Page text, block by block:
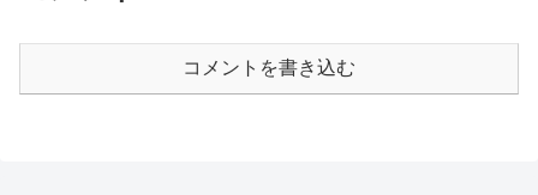
コメントを書き込む